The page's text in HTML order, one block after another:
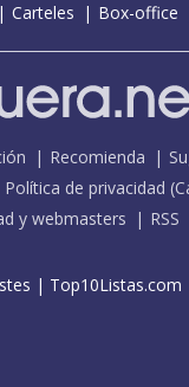
Carteles Box-office
Recomienda
Política de privacidad (
y webmasters RSS
| Top10Listas.com